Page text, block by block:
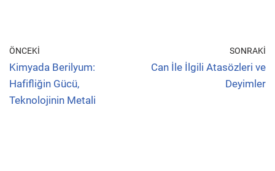
ÖNCEKI
Kimyada Berilyum:
Hafifliğin Gücü,
Teknolojinin Metali
SONRAKI
Can İle İlgili Atasözleri ve
Deyimler